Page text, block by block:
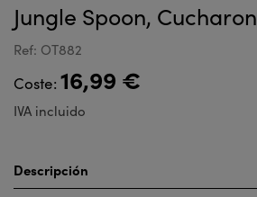
Jungle Spoon, Cucharon
Ref: OT882
Coste: 16,99 €
IVA incluido
Descripción